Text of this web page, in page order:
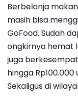
Berbelanja
masih bisa
GoFood. Sudah
ongkirnya hemat
juga
hingga
Sekaligus di